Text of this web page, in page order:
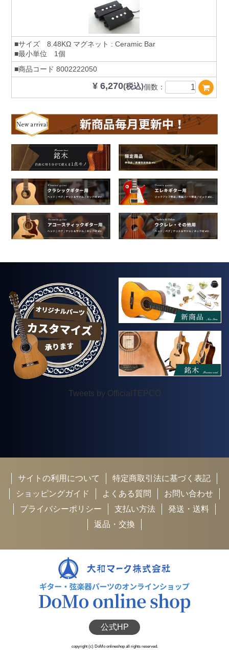
■サイズ 8.48KΩ マグネット : Ceramic Bar
■最小単位 1個
■商品コード 8002222050
¥ 6,270(税込)個数：
Tweets by OfficialTEPCO
サイトの利用について
特定商取引法に基づく表記
ショッピングガイド
よくある質問
お問い合わせ
プライバシーポリシー
支払い方法
発送・送料
返品・交換
公式HP
copyright (c) DoMo onlineshop all rights reserved.